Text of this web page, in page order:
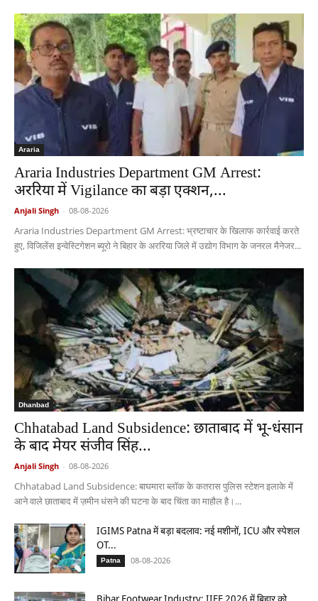
Araria
Araria Industries Department GM Arrest:
अररिया में Vigilance का बड़ा एक्शन,...
Anjali Singh - 08-08-2026
Araria Industries Department GM Arrest: भ्रष्टाचार के खिलाफ कार्रवाई करते
हुए, विजिलेंस इन्वेस्टिगेशन ब्यूरो ने बिहार के अररिया जिले में उद्योग विभाग के जनरल मैनेजर...
Dhanbad
Chhatabad Land Subsidence: छाताबाद में भू-धंसान
के बाद मेयर संजीव सिंह...
Anjali Singh - 08-08-2026
Chhatabad Land Subsidence: बाघमारा ब्लॉक के कतरास पुलिस स्टेशन इलाके में
आने वाले छाताबाद में ज़मीन धंसने की घटना के बाद चिंता का माहौल है।...
IGIMS Patna में बड़ा बदलाव: नई मशीनों, ICU और स्पेशल
OT...
Patna 08-08-2026